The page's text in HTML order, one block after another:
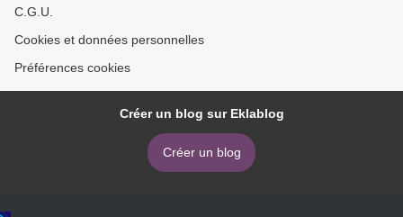
C.G.U.
Cookies et données personnelles
Préférences cookies
Créer un blog sur Eklablog
Créer un blog